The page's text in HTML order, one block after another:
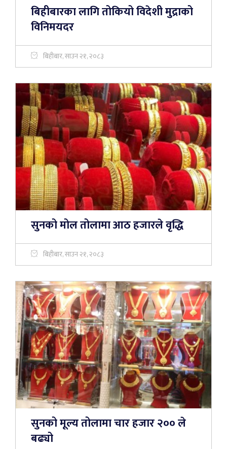
बिहीबारका लागि तोकियो विदेशी मुद्राको
विनिमयदर
बिहीबार, साउन २१, २०८३
सुनको मोल तोलामा आठ हजारले वृद्धि
बिहीबार, साउन २१, २०८३
सुनको मूल्य तोलामा चार हजार २०० ले
बढ्यो